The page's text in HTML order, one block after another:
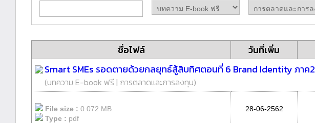
ชื่อไฟล์ วันที่เพิ่ม
Smart SMEs รอดตายด้วยกลยุทธ์สู้สิบทิศตอนที่ 6 Brand Identity ภาค2
(บทความ E-book ฟรี | การตลาดและการลงทุน)
File size : 0.072 MB.
Type : pdf
28-06-2562